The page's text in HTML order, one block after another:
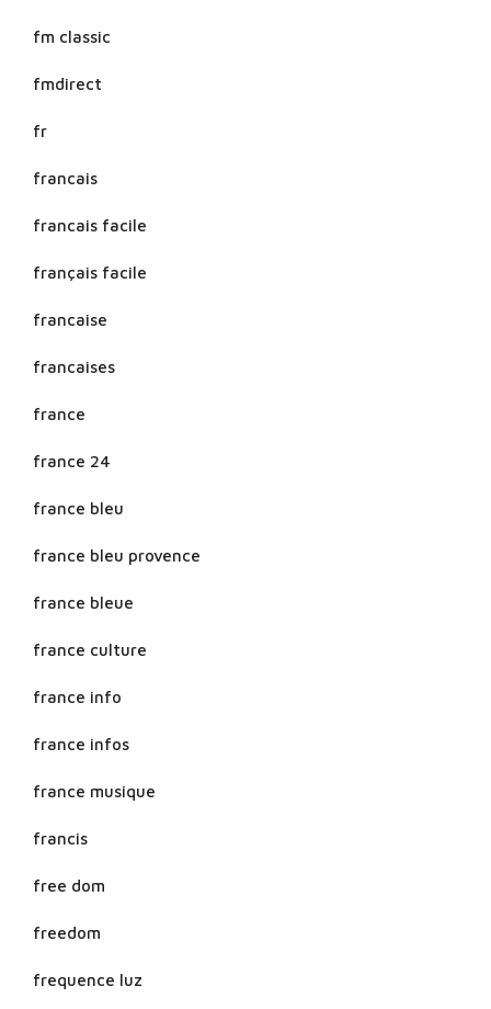
fm classic
fmdirect
fr
francais
francais facile
français facile
francaise
francaises
france
france 24
france bleu
france bleu provence
france bleue
france culture
france info
france infos
france musique
francis
free dom
freedom
frequence luz